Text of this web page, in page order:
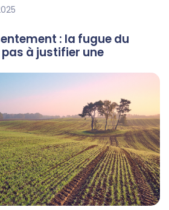
à justifier une